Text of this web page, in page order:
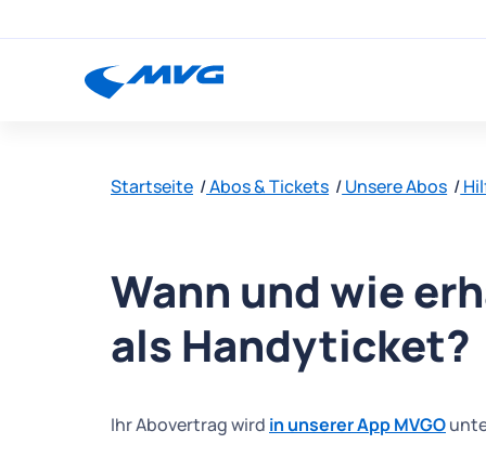
Startseite Abos & Tickets Unsere Abos
Wann und wie
als Handyticket?
Ihr Abovertrag wird in unserer App MVGO